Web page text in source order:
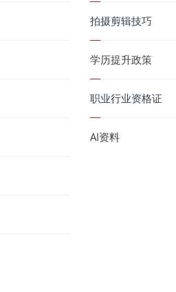
拍摄剪辑技巧
学历提升政策
职业行业资格证
AI资料